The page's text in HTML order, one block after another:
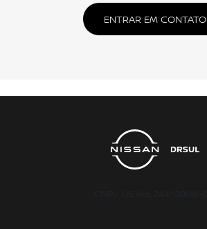
ENTRAR EM CONTATO